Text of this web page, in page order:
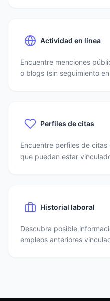
Actividad en línea
Encuentre menciones
o blogs (sin seguimiento
Perfiles de citas
Encuentre perfiles de
que puedan estar
Historial laboral
Descubra posible
empleos anteriores